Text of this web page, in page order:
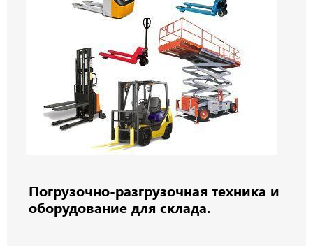
Погрузочно-разгрузочная техника и
оборудование для склада.